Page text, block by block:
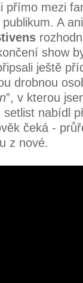
přímo mezi
A
show
ještě
drobnou
”, v kterou
nabídl
čeká -
z nové.